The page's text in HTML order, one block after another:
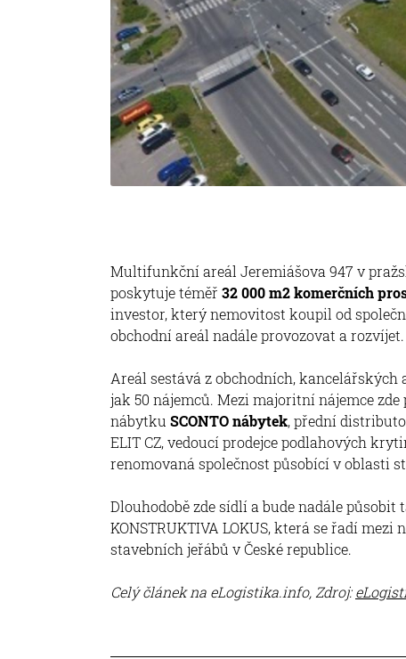
Multifunkční areál Jeremiášova 947 v
poskytuje téměř 32 000 m2 komerčních
investor, který nemovitost koupil od
obchodní areál nadále provozovat a rozvíjet.
Areál sestává z obchodních,
jak 50 nájemců. Mezi majoritní nájemce
nábytku SCONTO nábytek, přední
ELIT CZ, vedoucí prodejce podlahových
renomovaná společnost působící v oblasti
Dlouhodobě zde sídlí a bude nadále
KONSTRUKTIVA LOKUS, která se řadí
stavebních jeřábů v České republice.
Celý článek na eLogistika.info, Zdroj: